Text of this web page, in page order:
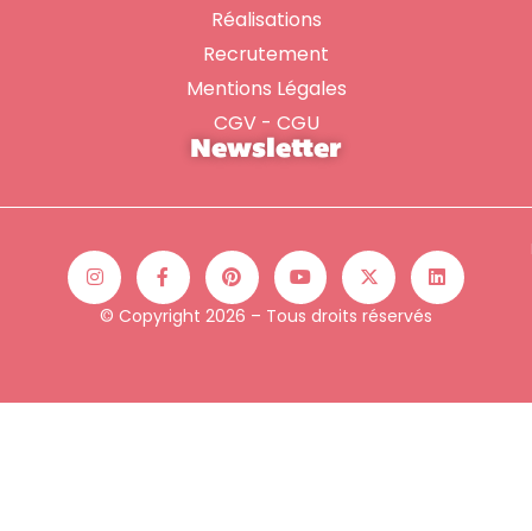
Réalisations
Recrutement
Mentions Légales
CGV - CGU
Newsletter
© Copyright 2026 – Tous droits réservés